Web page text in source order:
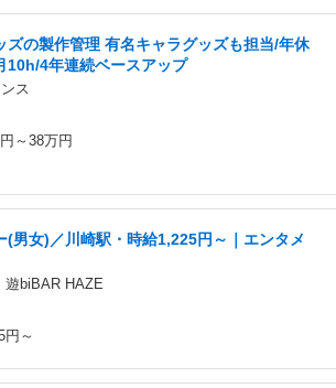
ズの製作管理 有名キャラグッズも担当/年休
10h/4年連続ベースアップ
ス
～38万円
(男女)／川崎駅・時給1,225円～｜エンタメ
遊biBAR HAZE
円～